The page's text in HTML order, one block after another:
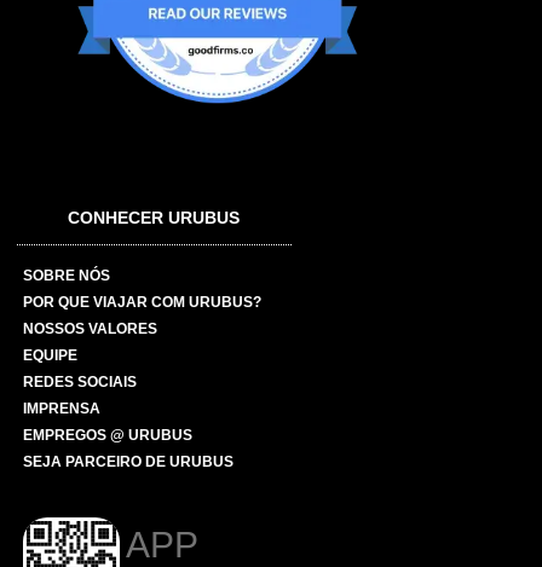
CONHECER URUBUS
SOBRE NÓS
POR QUE VIAJAR COM URUBUS?
NOSSOS VALORES
EQUIPE
REDES SOCIAIS
IMPRENSA
EMPREGOS @ URUBUS
SEJA PARCEIRO DE URUBUS
APP